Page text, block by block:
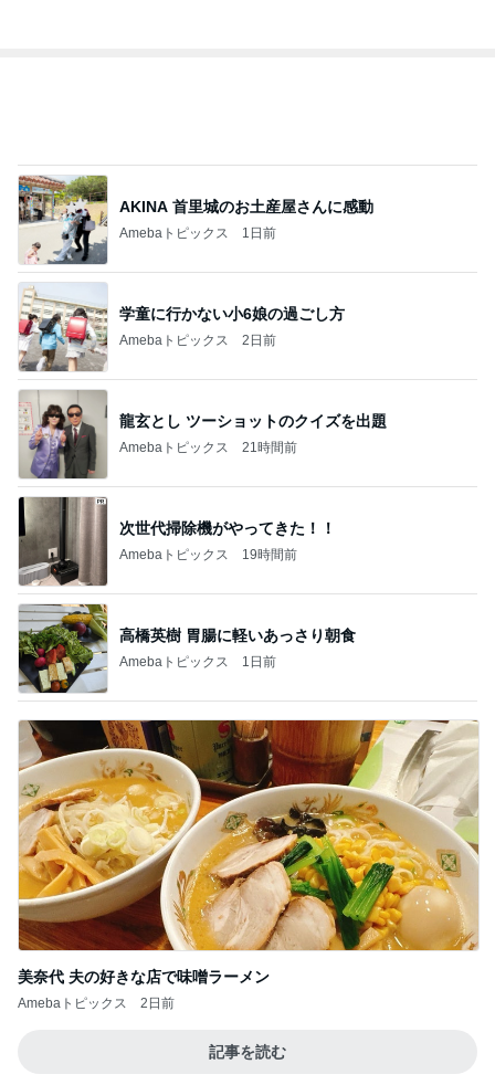
AKINA 首里城のお土産屋さんに感動
Amebaトピックス 1日前
学童に行かない小6娘の過ごし方
Amebaトピックス 2日前
龍玄とし ツーショットのクイズを出題
Amebaトピックス 21時間前
次世代掃除機がやってきた！！
Amebaトピックス 19時間前
高橋英樹 胃腸に軽いあっさり朝食
Amebaトピックス 1日前
美奈代 夫の好きな店で味噌ラーメン
Amebaトピックス 2日前
記事を読む